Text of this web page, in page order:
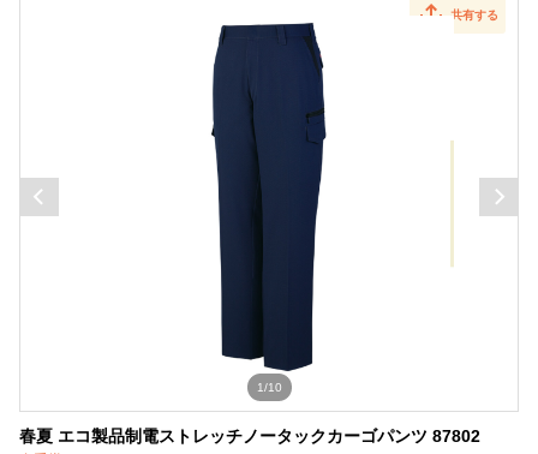
共有する
1/10
春夏 エコ製品制電ストレッチノータックカーゴパンツ 87802